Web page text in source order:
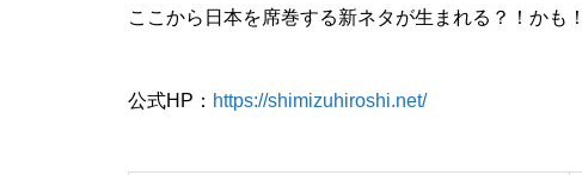
ここから日本を席巻する新ネタが生まれる？！かも！
公式HP： https://shimizuhiroshi.net/